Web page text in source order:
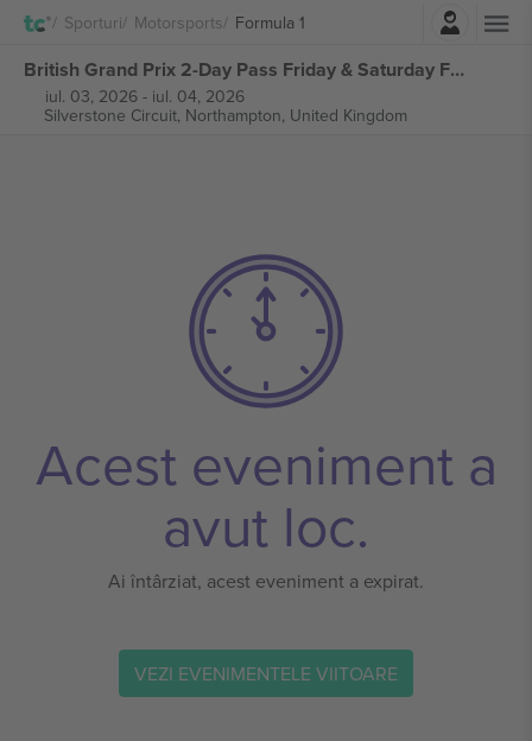
Sporturi Motorsports Formula 1Autentificare
British Grand Prix 2-Day Pass Friday & Saturday Formula 1 bilete
iul. 03, 2026- iul. 04, 2026
Silverstone Circuit, Northampton, United Kingdom
Acest eveniment a
avut loc.
Ai întârziat, acest eveniment a expirat.
VEZI EVENIMENTELE VIITOARE